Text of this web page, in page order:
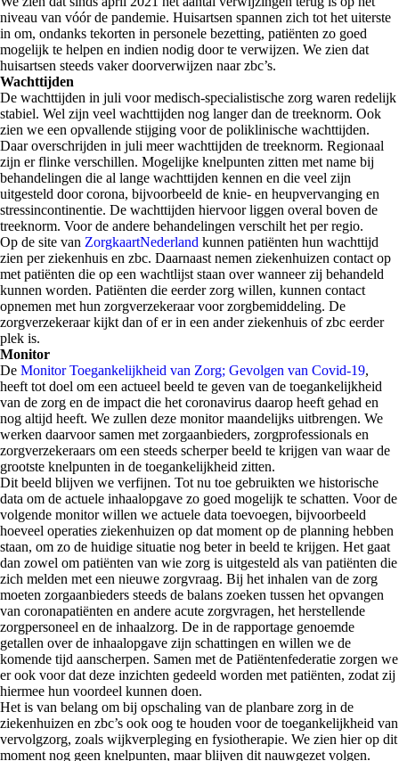
niveau van vóór de pandemie. Huisartsen spannen zich tot het uiterste
in om, ondanks tekorten in personele bezetting, patiënten zo goed
mogelijk te helpen en indien nodig door te verwijzen. We zien dat
huisartsen steeds vaker doorverwijzen naar zbc’s.
Wachttijden
De wachttijden in juli voor medisch-specialistische zorg waren redelijk
stabiel. Wel zijn veel wachttijden nog langer dan de treeknorm. Ook
zien we een opvallende stijging voor de poliklinische wachttijden.
Daar overschrijden in juli meer wachttijden de treeknorm. Regionaal
zijn er flinke verschillen. Mogelijke knelpunten zitten met name bij
behandelingen die al lange wachttijden kennen en die veel zijn
uitgesteld door corona, bijvoorbeeld de knie- en heupvervanging en
stressincontinentie. De wachttijden hiervoor liggen overal boven de
treeknorm. Voor de andere behandelingen verschilt het per regio.
Op de site van ZorgkaartNederland kunnen patiënten hun wachttijd
zien per ziekenhuis en zbc. Daarnaast nemen ziekenhuizen contact op
met patiënten die op een wachtlijst staan over wanneer zij behandeld
kunnen worden. Patiënten die eerder zorg willen, kunnen contact
opnemen met hun zorgverzekeraar voor zorgbemiddeling. De
zorgverzekeraar kijkt dan of er in een ander ziekenhuis of zbc eerder
plek is.
Monitor
De Monitor Toegankelijkheid van Zorg; Gevolgen van Covid-19,
heeft tot doel om een actueel beeld te geven van de toegankelijkheid
van de zorg en de impact die het coronavirus daarop heeft gehad en
nog altijd heeft. We zullen deze monitor maandelijks uitbrengen. We
werken daarvoor samen met zorgaanbieders, zorgprofessionals en
zorgverzekeraars om een steeds scherper beeld te krijgen van waar de
grootste knelpunten in de toegankelijkheid zitten.
Dit beeld blijven we verfijnen. Tot nu toe gebruikten we historische
data om de actuele inhaalopgave zo goed mogelijk te schatten. Voor de
volgende monitor willen we actuele data toevoegen, bijvoorbeeld
hoeveel operaties ziekenhuizen op dat moment op de planning hebben
staan, om zo de huidige situatie nog beter in beeld te krijgen. Het gaat
dan zowel om patiënten van wie zorg is uitgesteld als van patiënten die
zich melden met een nieuwe zorgvraag. Bij het inhalen van de zorg
moeten zorgaanbieders steeds de balans zoeken tussen het opvangen
van coronapatiënten en andere acute zorgvragen, het herstellende
zorgpersoneel en de inhaalzorg. De in de rapportage genoemde
getallen over de inhaalopgave zijn schattingen en willen we de
komende tijd aanscherpen. Samen met de Patiëntenfederatie zorgen we
er ook voor dat deze inzichten gedeeld worden met patiënten, zodat zij
hiermee hun voordeel kunnen doen.
Het is van belang om bij opschaling van de planbare zorg in de
ziekenhuizen en zbc’s ook oog te houden voor de toegankelijkheid van
vervolgzorg, zoals wijkverpleging en fysiotherapie. We zien hier op dit
moment nog geen knelpunten, maar blijven dit nauwgezet volgen.